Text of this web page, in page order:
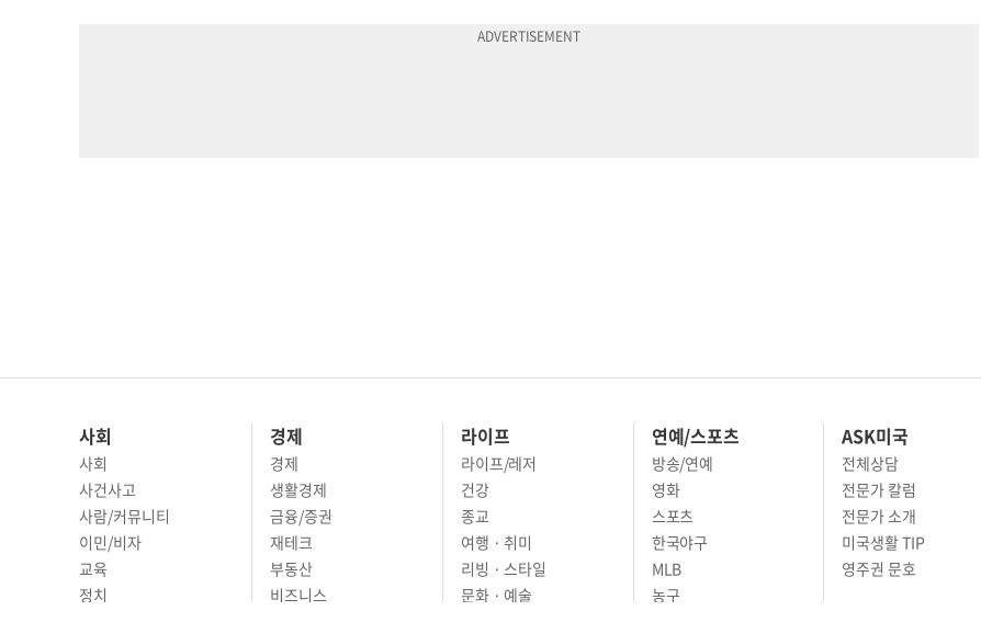
사회
사회
사건사고
사람/커뮤니티
이민/비자
경제
경제
생활경제
금융/증권
재테크
라이프
라이프/레저
건강
종교
여행 · 취미
연예/스포츠
방송/연예
영화
스포츠
한국야구
ASK미국
전체상담
전문가 칼럼
전문가 소개